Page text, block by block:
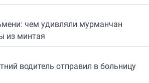
чем удивляли мурманчан
из минтая
водитель отправил в больницу